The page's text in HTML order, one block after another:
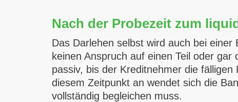
Nach der Probezeit zum
Das Darlehen selbst wird auch bei
keinen Anspruch auf einen Teil oder
passiv, bis der Kreditnehmer die
diesem Zeitpunkt an wendet sich die
vollständig begleichen muss.